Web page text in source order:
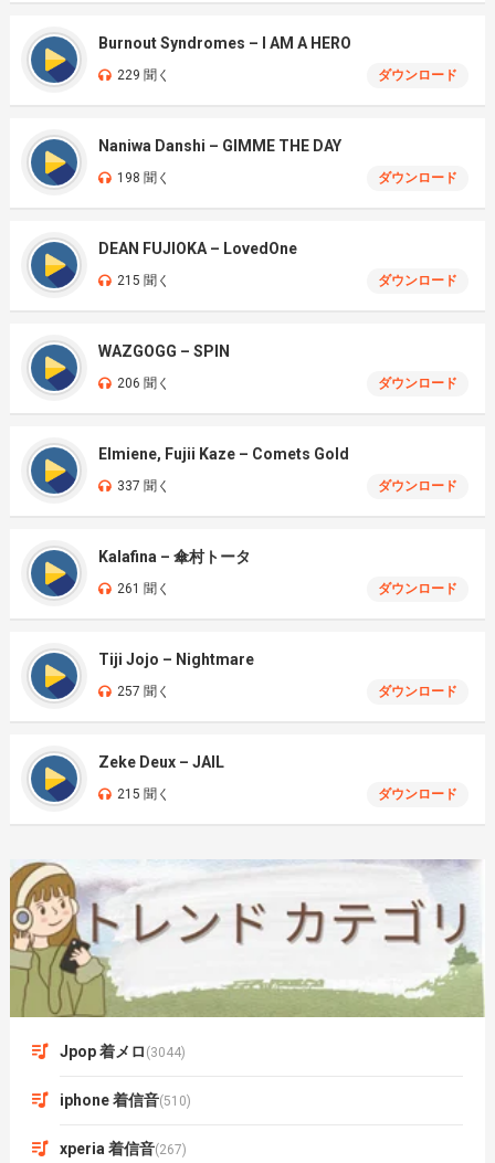
Burnout Syndromes – I AM A HERO
229 聞く ダウンロード
Naniwa Danshi – GIMME THE DAY
198 聞く ダウンロード
DEAN FUJIOKA – LovedOne
215 聞く ダウンロード
WAZGOGG – SPIN
206 聞く ダウンロード
Elmiene, Fujii Kaze – Comets Gold
337 聞く ダウンロード
Kalafina – 傘村トータ
261 聞く ダウンロード
Tiji Jojo – Nightmare
257 聞く ダウンロード
Zeke Deux – JAIL
215 聞く ダウンロード
Jpop 着メロ (3044)
iphone 着信音(510)
xperia 着信音(267)